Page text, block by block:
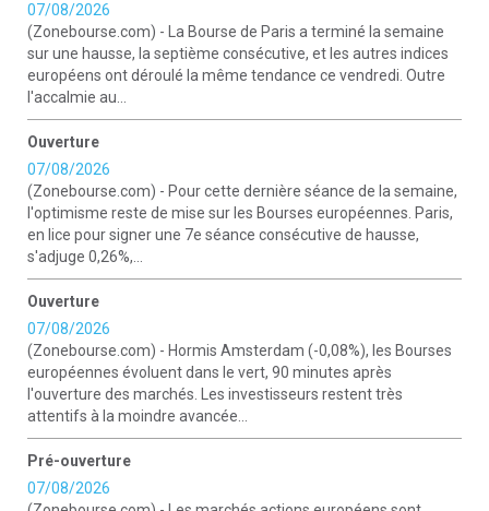
07/08/2026
(Zonebourse.com) - La Bourse de Paris a terminé la semaine
sur une hausse, la septième consécutive, et les autres indices
européens ont déroulé la même tendance ce vendredi. Outre
l'accalmie au...
Ouverture
07/08/2026
(Zonebourse.com) - Pour cette dernière séance de la semaine,
l'optimisme reste de mise sur les Bourses européennes. Paris,
en lice pour signer une 7e séance consécutive de hausse,
s'adjuge 0,26%,...
Ouverture
07/08/2026
(Zonebourse.com) - Hormis Amsterdam (-0,08%), les Bourses
européennes évoluent dans le vert, 90 minutes après
l'ouverture des marchés. Les investisseurs restent très
attentifs à la moindre avancée...
Pré-ouverture
07/08/2026